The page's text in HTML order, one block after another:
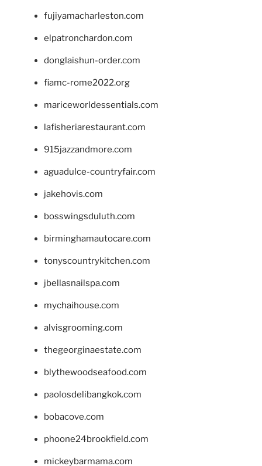
fujiyamacharleston.com
elpatronchardon.com
donglaishun-order.com
fiamc-rome2022.org
mariceworldessentials.com
lafisheriarestaurant.com
915jazzandmore.com
aguadulce-countryfair.com
jakehovis.com
bosswingsduluth.com
birminghamautocare.com
tonyscountrykitchen.com
jbellasnailspa.com
mychaihouse.com
alvisgrooming.com
thegeorginaestate.com
blythewoodseafood.com
paolosdelibangkok.com
bobacove.com
phoone24brookfield.com
mickeybarmama.com